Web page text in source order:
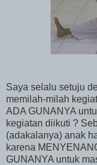
Saya selalu setuju
memilah-milah
ADA GUNANYA
kegiatan diikuti ?
(adakalanya) anak
karena
GUNANYA untuk